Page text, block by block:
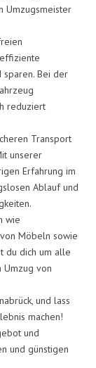
Umzugsmeister
sparen. Bei der
reduziert
Transport
unserer
Erfahrung im
Ablauf und
wie
Möbeln sowie
du dich um alle
Umzug von
und lass
machen!
und
und günstigen